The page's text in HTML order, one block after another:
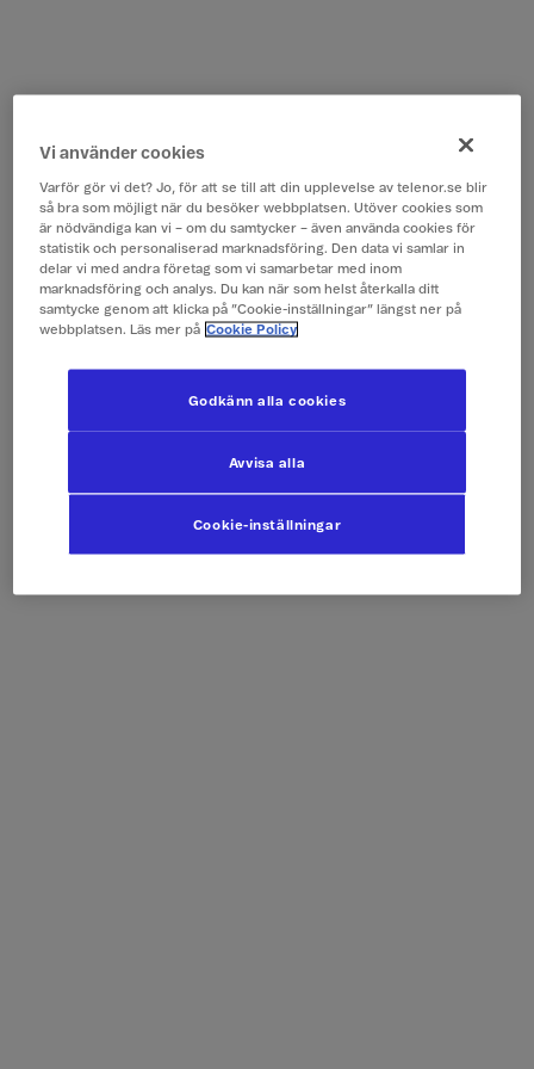
Vi använder cookies
Varför gör vi det? Jo, för att se till att din upplevelse av telenor.se blir
så bra som möjligt när du besöker webbplatsen. Utöver cookies som
är nödvändiga kan vi – om du samtycker – även använda cookies för
statistik och personaliserad marknadsföring. Den data vi samlar in
delar vi med andra företag som vi samarbetar med inom
marknadsföring och analys. Du kan när som helst återkalla ditt
samtycke genom att klicka på ”Cookie-inställningar” längst ner på
webbplatsen. Läs mer på Cookie Policy
Cookie-inställningar
Avvisa alla
Godkänn alla cookies